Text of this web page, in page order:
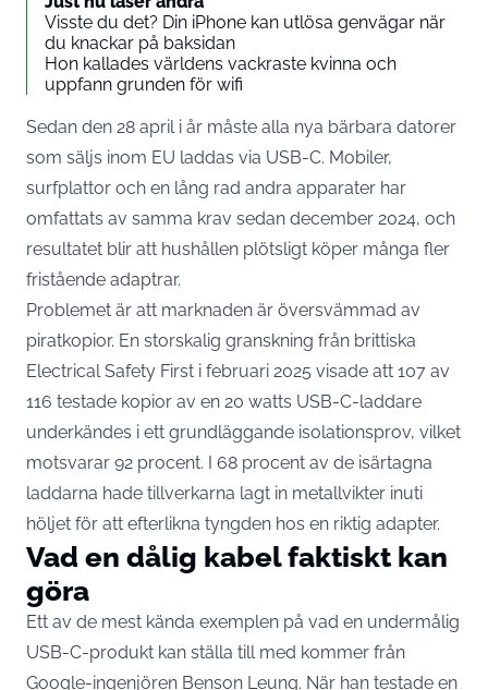
Visste du det? Din iPhone kan utlösa genvägar när
du knackar på baksidan
Hon kallades världens vackraste kvinna och
uppfann grunden för wifi
Sedan den 28 april i år måste alla nya bärbara datorer
som säljs inom EU laddas via USB-C. Mobiler,
surfplattor och en lång rad andra apparater har
omfattats av samma krav sedan december 2024, och
resultatet blir att hushållen plötsligt köper många fler
fristående adaptrar.
Problemet är att marknaden är översvämmad av
piratkopior. En storskalig granskning från brittiska
Electrical Safety First i februari 2025 visade att 107 av
116 testade kopior av en 20 watts USB-C-laddare
underkändes i ett grundläggande isolationsprov, vilket
motsvarar 92 procent. I 68 procent av de isärtagna
laddarna hade tillverkarna lagt in metallvikter inuti
höljet för att efterlikna tyngden hos en riktig adapter.
Vad en dålig kabel faktiskt kan
göra
Ett av de mest kända exemplen på vad en undermålig
USB-C-produkt kan ställa till med kommer från
Google-ingenjören Benson Leung. När han testade en